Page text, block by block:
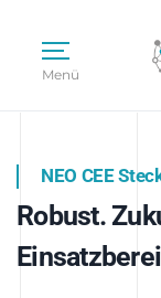
Menü
NEO CEE
Robust.
Intelligenz